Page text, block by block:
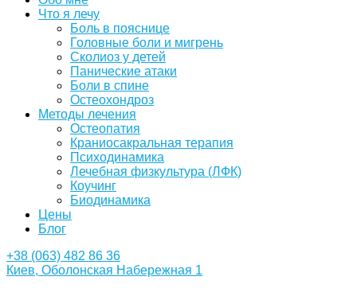
Что я лечу
Боль в пояснице
Головные боли и мигрень
Сколиоз у детей
Панические атаки
Боли в спине
Остеохондроз
Методы лечения
Остеопатия
Краниосакральная терапия
Психодинамика
Лечебная физкультура (ЛФК)
Коучинг
Биодинамика
Цены
Блог
+38 (063) 482 86 36
Киев, Оболонская Набережная 1